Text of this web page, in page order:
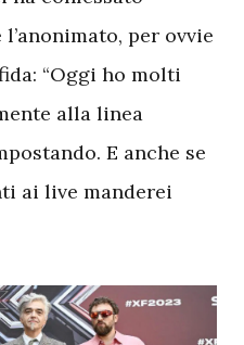
per ovvie
“Oggi ho molti
alla linea
E anche se
ai live manderei